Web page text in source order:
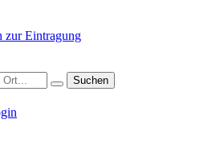
zur Eintragung
Suchen